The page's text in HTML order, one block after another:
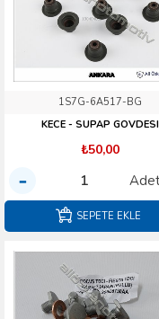
1S7G-6A517-BG
KECE - SUPAP GOVDESI
₺50,00
SEPETE EKLE